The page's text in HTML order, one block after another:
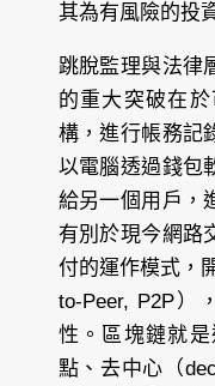
其為有風險的投
跳脫監理與法律
的重大突破在
構，進行帳務記
以電腦透過錢包
給另一個用戶，
有別於現今網路
付的運作模式，
to-Peer, P2P）
性。區塊鏈就
點、去中心（